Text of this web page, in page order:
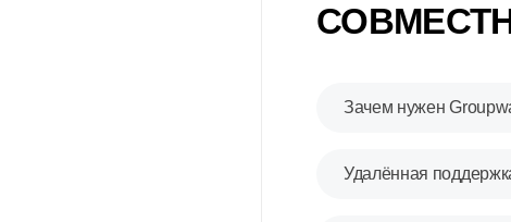
Зачем нужен
Удалённая